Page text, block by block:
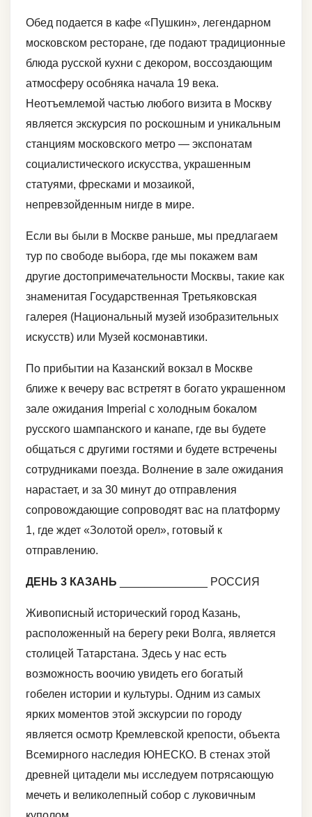
Обед подается в кафе «Пушкин», легендарном
московском ресторане, где подают традиционные
блюда русской кухни с декором, воссоздающим
атмосферу особняка начала 19 века.
Неотъемлемой частью любого визита в Москву
является экскурсия по роскошным и уникальным
станциям московского метро — экспонатам
социалистического искусства, украшенным
статуями, фресками и мозаикой,
непревзойденным нигде в мире.
Если вы были в Москве раньше, мы предлагаем
тур по свободе выбора, где мы покажем вам
другие достопримечательности Москвы, такие как
знаменитая Государственная Третьяковская
галерея (Национальный музей изобразительных
искусств) или Музей космонавтики.
По прибытии на Казанский вокзал в Москве
ближе к вечеру вас встретят в богато украшенном
зале ожидания Imperial с холодным бокалом
русского шампанского и канапе, где вы будете
общаться с другими гостями и будете встречены
сотрудниками поезда. Волнение в зале ожидания
нарастает, и за 30 минут до отправления
сопровождающие сопроводят вас на платформу
1, где ждет «Золотой орел», готовый к
отправлению.
ДЕНЬ 3 КАЗАНЬ ______________ РОССИЯ
Живописный исторический город Казань,
расположенный на берегу реки Волга, является
столицей Татарстана. Здесь у нас есть
возможность воочию увидеть его богатый
гобелен истории и культуры. Одним из самых
ярких моментов этой экскурсии по городу
является осмотр Кремлевской крепости, объекта
Всемирного наследия ЮНЕСКО. В стенах этой
древней цитадели мы исследуем потрясающую
мечеть и великолепный собор с луковичным